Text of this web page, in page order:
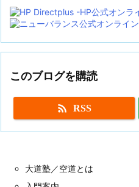
このブログを購読
 RSS
大道塾／空道とは